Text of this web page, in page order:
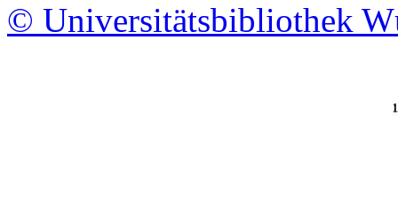
© Universitätsbibliothek